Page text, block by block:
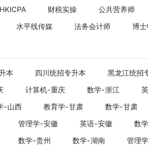
度假
CPA
HKICPA 财税实操 公共营养师
水平线传媒 法务会计师 博
本 四川统招专升本 黑龙江统招
计算机-重庆 数学-浙江
-山西 教育学-甘肃 数学-甘肃
管理学-安徽 英语-安徽 数
数学-贵州 数学-湖南 管理